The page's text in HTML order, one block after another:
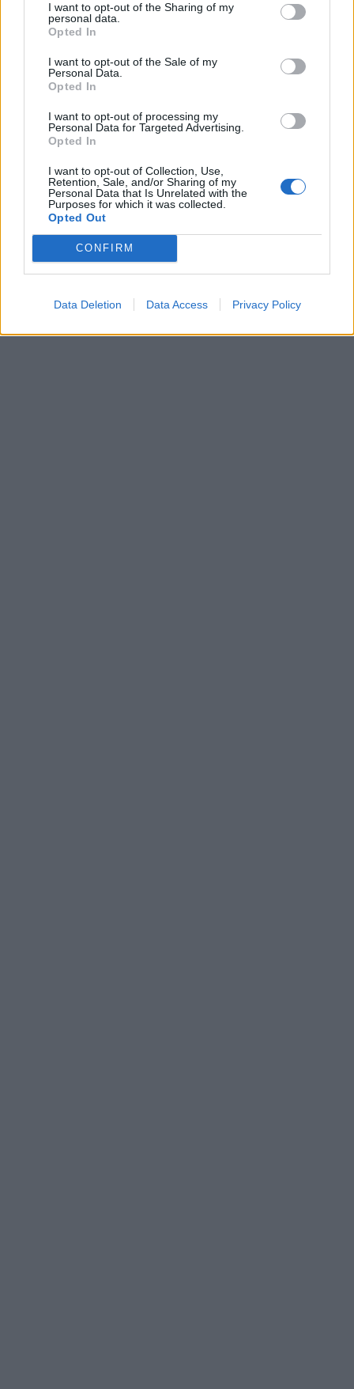
I want to opt-out of the Sharing of my
personal data.
Opted In
I want to opt-out of the Sale of my
Personal Data.
Opted In
I want to opt-out of processing my
Personal Data for Targeted Advertising.
Opted In
I want to opt-out of Collection, Use,
Retention, Sale, and/or Sharing of my
Personal Data that Is Unrelated with the
Purposes for which it was collected.
Opted Out
CONFIRM
Data Deletion Data Access Privacy Policy